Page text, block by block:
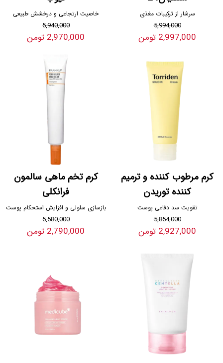
سرشار از ترکیبات مغذی
5,994,000
2,997,000 تومن
خاصیت ارتجاعی و درخشش طبیعی
5,940,000
2,970,000 تومن
کرم مرطوب کننده و ترمیم
کننده توریدن
تقویت سد دفاعی پوست
5,854,000
2,927,000 تومن
کرم تخم ماهی سالمون
فرانکلی
بازسازی سلولی و افزایش استحکام پوست
5,580,000
2,790,000 تومن